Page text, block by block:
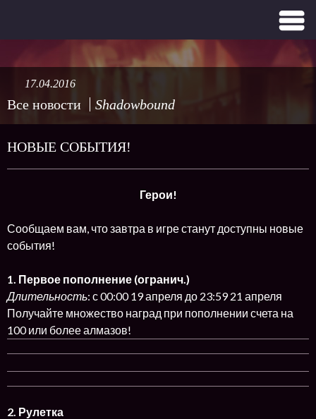
Все новости Shadowbound
17.04.2016
НОВЫЕ СОБЫТИЯ!
Герои!
Сообщаем вам, что завтра в игре станут доступны новые
события!
1. Первое пополнение (огранич.)
Длительность: с 00:00 19 апреля до 23:59 21 апреля
Получайте множество наград при пополнении счета на
100 или более алмазов!
2. Рулетка